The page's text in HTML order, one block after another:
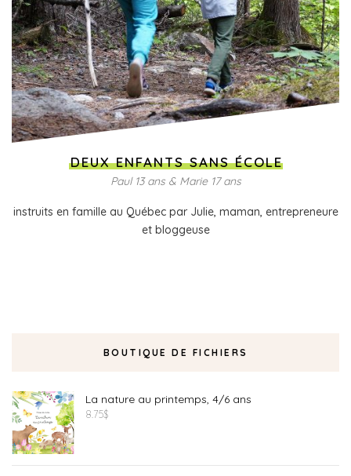
DEUX ENFANTS SANS ÉCOLE
Paul 13 ans & Marie 17 ans
instruits en famille au Québec par Julie, maman, entrepreneure
et bloggeuse
BOUTIQUE DE FICHIERS
La nature au printemps, 4/6 ans
8.75$